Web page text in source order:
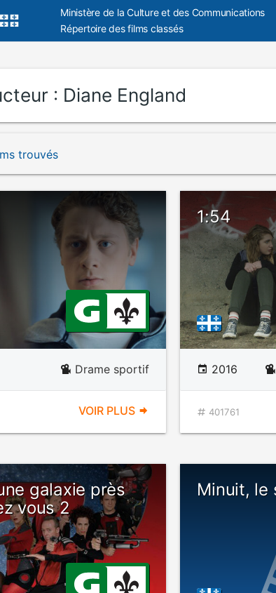
Ministère de la Culture et des Communications
Répertoire des films classés
: Diane England
trouvés
Drame sportif
VOIR PLUS
1:54
2016
401761
galaxie près
vous 2
Minuit, le